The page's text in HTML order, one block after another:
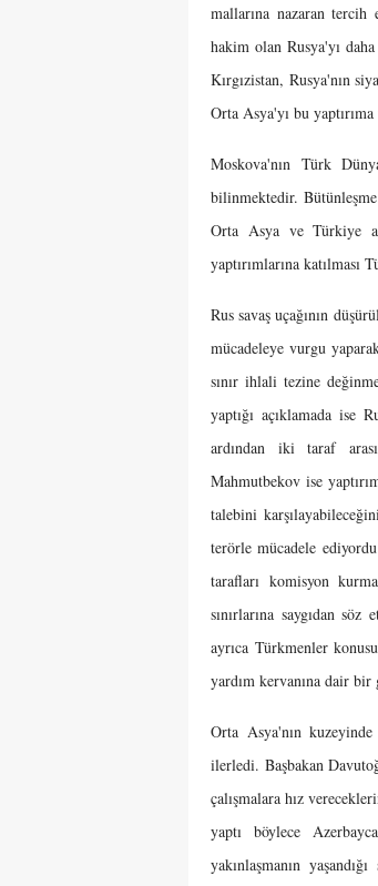
mallarına nazaran
hakim olan Rusya'yı
Kırgızistan, Rusya'nın
Orta Asya'yı bu
Moskova'nın Türk
bilinmektedir.
Orta Asya ve Türkiye
yaptırımlarına katılması
Rus savaş uçağının
mücadeleye vurgu
sınır ihlali tezine
yaptığı açıklamada ise
ardından iki taraf
Mahmutbekov ise
talebini
terörle mücadele
tarafları komisyon
sınırlarına saygıdan
ayrıca Türkmenler
yardım kervanına dair
Orta Asya'nın
ilerledi. Başbakan
çalışmalara hız
yaptı böylece
yakınlaşmanın